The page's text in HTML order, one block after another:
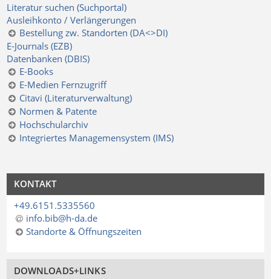
Literatur suchen (Suchportal)
Ausleihkonto / Verlängerungen
Bestellung zw. Standorten (DA<>DI)
E-Journals (EZB)
Datenbanken (DBIS)
E-Books
E-Medien Fernzugriff
Citavi (Literaturverwaltung)
Normen & Patente
Hochschularchiv
Integriertes Managemensystem (IMS)
KONTAKT
+49.6151.5335560
info.bib@h-da.de
Standorte & Öffnungszeiten
DOWNLOADS+LINKS